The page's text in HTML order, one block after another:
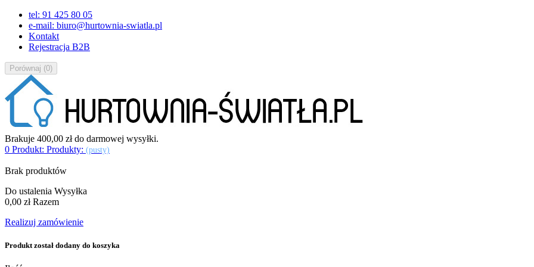
tel: 91 425 80 05
e-mail: biuro@hurtownia-swiatla.pl
Kontakt
Rejestracja B2B
Porównaj (0)
Brakuje 400,00 złdo darmowej wysyłki.
0 Produkt: Produkty: (pusty)
Brak produktów
Do ustalenia Wysyłka
0,00 zł Razem
Realizuj zamówienie
Produkt został dodany do koszyka